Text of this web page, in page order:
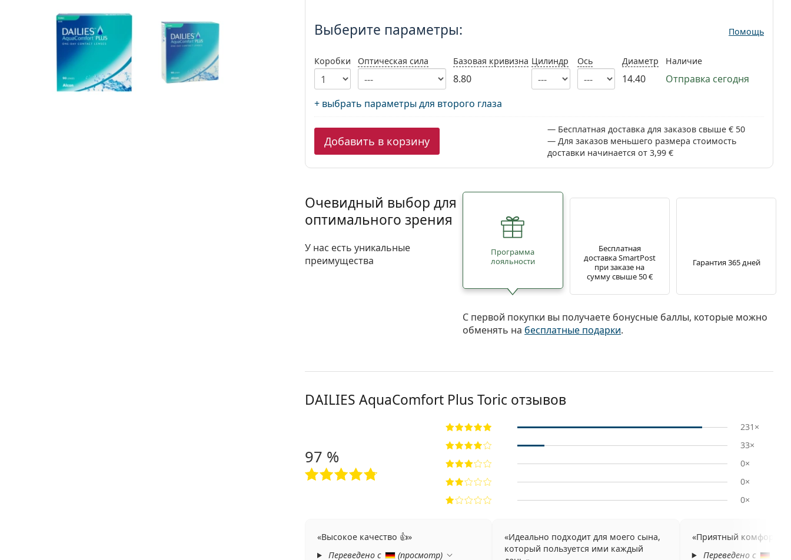
Выберите параметры: Помощь
Коробки Оптическая сила Базовая кривизна
8.80
Цилиндр Ось Диаметр
14.40
Наличие
Отправка сегодня
+ выбрать параметры для второго глаза
Добавить в корзину
Бесплатная доставка для заказов свыше € 50
Для заказов меньшего размера стоимость
доставки начинается от 3,99 €
Очевидный выбор для
оптимального зрения
У нас есть уникальные
преимущества
Программа
лояльности
Бесплатная
доставка SmartPost
при заказе на
сумму свыше 50 €
Гарантия 365 дней
С первой покупки вы получаете бонусные баллы, которые можно
обменять на бесплатные подарки.
DAILIES AquaComfort Plus Toric отзывов
97 %
231×
33×
0×
0×
0×
Высокое качество 👍
Переведено с
(просмотр)
Идеально подходит для моего сына,
который пользуется ими каждый
Приятный комфорт
Переведено с